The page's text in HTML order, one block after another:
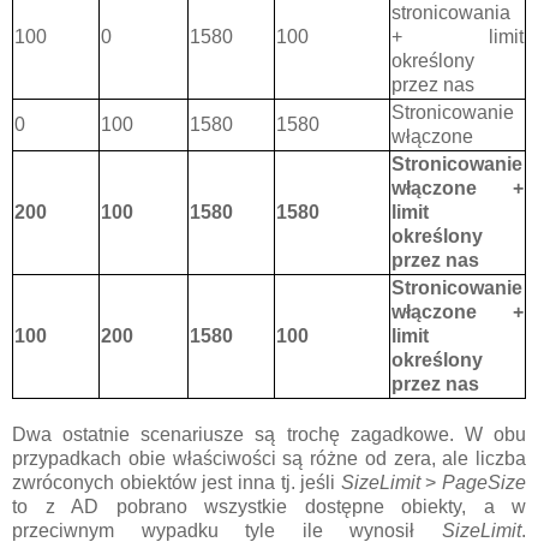
100 0 1580 100
stronicowania
+ limit
określony
przez nas
0
100 1580 1580
Stronicowanie
włączone
200 100 1580 1580
Stronicowanie
włączone +
limit
określony
przez nas
100 200 1580 100
Stronicowanie
włączone +
limit
określony
przez nas
Dwa ostatnie scenariusze są trochę zagadkowe. W obu
przypadkach obie właściwości są różne od zera, ale liczba
zwróconych obiektów jest inna tj. jeśli SizeLimit> PageSize
to z AD pobrano wszystkie dostępne obiekty, a w
przeciwnym wypadku tyle ile wynosił SizeLimit.